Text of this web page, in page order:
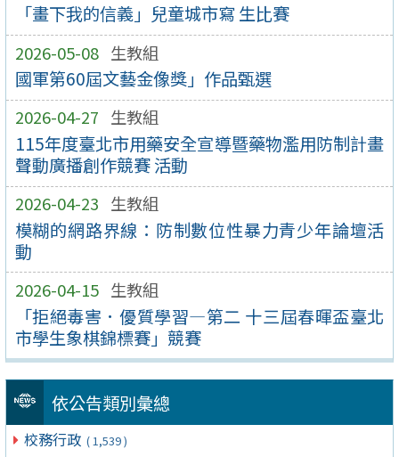
「畫下我的信義」兒童城市寫 生比賽
2026-05-08 生教組
國軍第60屆文藝金像獎」作品甄選
2026-04-27 生教組
115年度臺北市用藥安全宣導暨藥物濫用防制計畫
聲動廣播創作競賽 活動
2026-04-23 生教組
模糊的網路界線：防制數位性暴力青少年論壇活
動
2026-04-15 生教組
「拒絕毒害．優質學習—第二 十三屆春暉盃臺北
市學生象棋錦標賽」競賽
依公告類別彙總
校務行政 ( 1,539 )